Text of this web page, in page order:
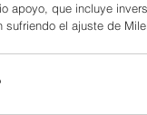
apoyo, que incluye
sufriendo el ajuste de